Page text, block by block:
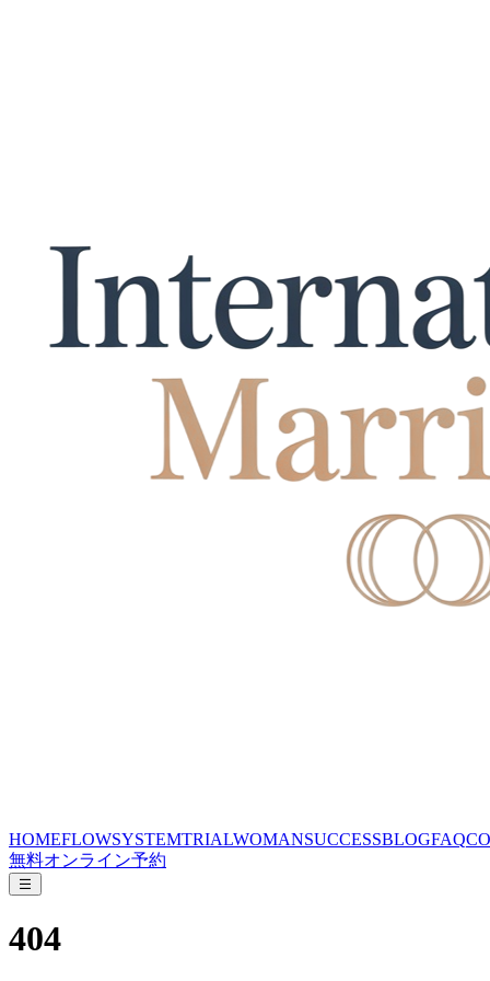
HOMEFLOWSYSTEMTRIALWOMANSUCCESSBLOGFAQ
無料オンライン予約
404